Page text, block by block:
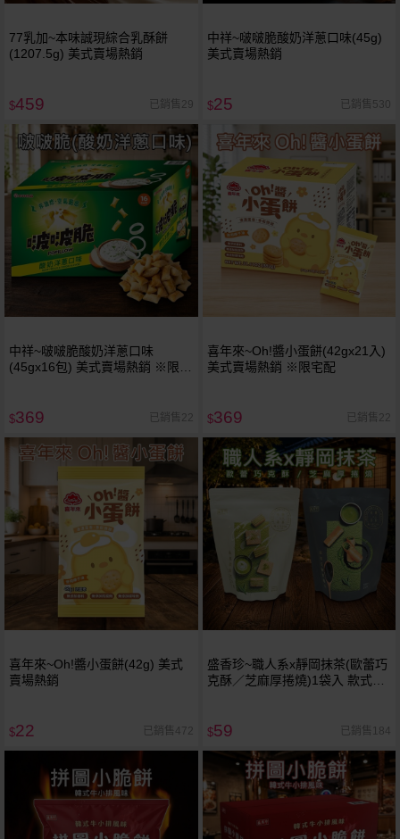
77乳加~本味誠現綜合乳酥餅
(1207.5g) 美式賣場熱銷
$459 已銷售29
中祥~啵啵脆酸奶洋蔥口味(45g)
美式賣場熱銷
$25 已銷售530
中祥~啵啵脆酸奶洋蔥口味
(45gx16包) 美式賣場熱銷 ※限宅
$369 已銷售22
喜年來~Oh!醬小蛋餅(42gx21入)
美式賣場熱銷 ※限宅配
$369 已銷售22
喜年來~Oh!醬小蛋餅(42g) 美式
賣場熱銷
$22 已銷售472
盛香珍~職人系x靜岡抹茶(歐蕾巧
克酥／芝麻厚捲燒)1袋入 款式可
$59 已銷售184